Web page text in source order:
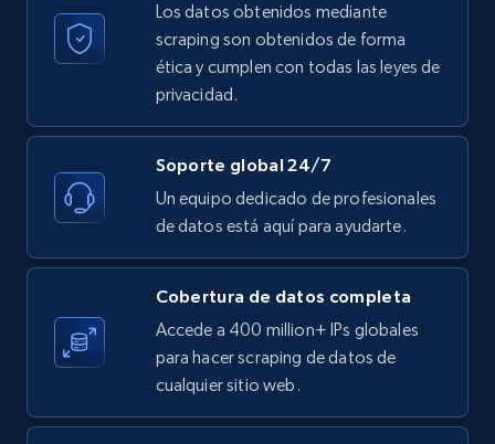
LinkedIn posts - Discover new posts
company URL
URL, ID, User id, Use url, Title, Headline, Post
11.3K+ 1.5K+ Prueba gratuita
ID, User posted, Name, Description, Date
posted, Photos, URL, Quoted post, and more.
1.2K+
Los datos obtenidos mediante
scraping son obtenidos de forma
ética y cumplen con todas las leyes de
privacidad.
Soporte global 24/7
Un equipo dedicado de profesionales
de datos está aquí para ayudarte.
Cobertura de datos completa
Accede a 400 million+ IPs globales
para hacer scraping de datos de
cualquier sitio web.